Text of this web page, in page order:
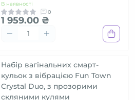
В наявності
0
1 959.00 ₴
Набір вагінальних смарт-
кульок з вібрацією Fun Town
Crystal Duo, з прозорими
скляними кулями